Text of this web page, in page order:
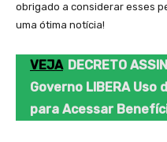
obrigado a considerar esses
uma ótima notícia!
VEJA DECRETO
Governo LIBERA Uso
para Acessar